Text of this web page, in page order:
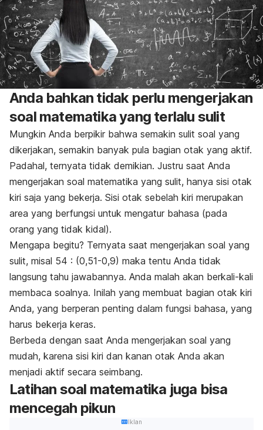
Anda bahkan tidak perlu mengerjakan
soal matematika yang terlalu sulit
Mungkin Anda berpikir bahwa semakin sulit soal yang
dikerjakan, semakin banyak pula bagian otak yang aktif.
Padahal, ternyata tidak demikian. Justru saat Anda
mengerjakan soal matematika yang sulit, hanya sisi otak
kiri saja yang bekerja. Sisi otak sebelah kiri merupakan
area yang berfungsi untuk mengatur bahasa (pada
orang yang tidak kidal).
Mengapa begitu? Ternyata saat mengerjakan soal yang
sulit, misal 54 : (0,51-0,9) maka tentu Anda tidak
langsung tahu jawabannya. Anda malah akan berkali-kali
membaca soalnya. Inilah yang membuat bagian otak kiri
Anda, yang berperan penting dalam fungsi bahasa, yang
harus bekerja keras.
Berbeda dengan saat Anda mengerjakan soal yang
mudah, karena sisi kiri dan kanan otak Anda akan
menjadi aktif secara seimbang.
Latihan soal matematika juga bisa
mencegah pikun
Iklan